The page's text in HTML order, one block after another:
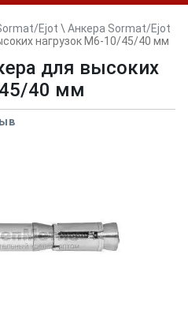
Ejot \ Анкера Sormat/Ejot
нагрузок M6-10/45/40 мм
для высоких
45/40 мм